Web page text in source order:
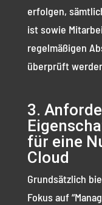
erfolgen,
ist sowie
regelmäßigen
überprüft
3.
für eine
Cloud
Grundsätzlich
Fokus auf